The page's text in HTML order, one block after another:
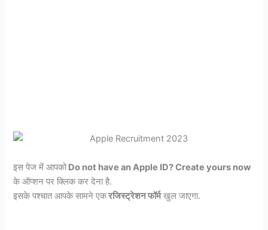
इस पेज में आपकोDo not have an Apple ID? Create yours now
के ऑप्शन पर क्लिक कर देना है.
इसके पश्चात आपके सामने एकरजिस्ट्रेशन फॉर्मखुल जाएगा.